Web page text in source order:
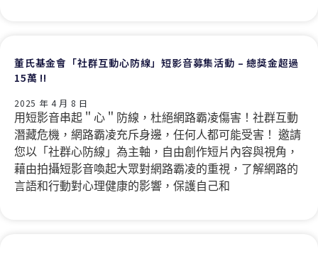
董氏基金會「社群互動心防線」短影音募集活動 – 總獎金超過
15萬 !!
2025 年 4 月 8 日
用短影音串起＂心＂防線，杜絕網路霸凌傷害！社群互動
潛藏危機，網路霸凌充斥身邊，任何人都可能受害！ 邀請
您以「社群心防線」為主軸，自由創作短片內容與視角，
藉由拍攝短影音喚起大眾對網路霸凌的重視，了解網路的
言語和行動對心理健康的影響，保護自己和